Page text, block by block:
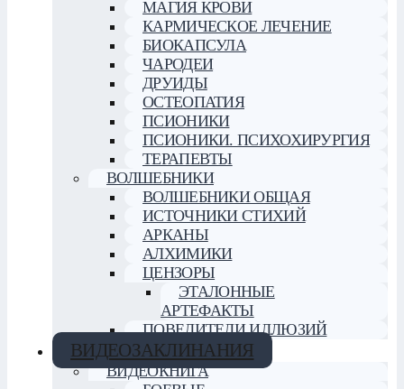
МАГИЯ КРОВИ
КАРМИЧЕСКОЕ ЛЕЧЕНИЕ
БИОКАПСУЛА
ЧАРОДЕИ
ДРУИДЫ
ОСТЕОПАТИЯ
ПСИОНИКИ
ПСИОНИКИ. ПСИХОХИРУРГИЯ
ТЕРАПЕВТЫ
ВОЛШЕБНИКИ
ВОЛШЕБНИКИ ОБЩАЯ
ИСТОЧНИКИ СТИХИЙ
АРКАНЫ
АЛХИМИКИ
ЦЕНЗОРЫ
ЭТАЛОННЫЕ
АРТЕФАКТЫ
ПОВЕЛИТЕЛИ ИЛЛЮЗИЙ
ВИДЕОЗАКЛИНАНИЯ
ВИДЕОКНИГА